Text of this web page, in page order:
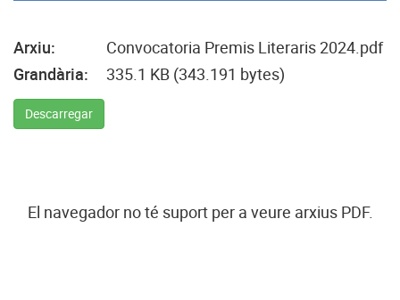
Arxiu:
Convocatoria Premis Literaris 2024.pdf
Grandària:
335.1 KB (343.191 bytes)
Descarregar
El navegador no té suport per a veure arxius PDF.